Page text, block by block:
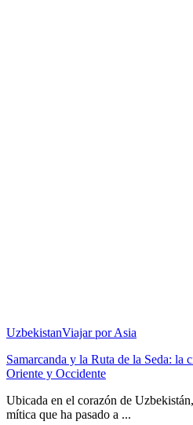
UzbekistanViajar por Asia
Samarcanda y la Ruta de la Seda: la
Oriente y Occidente
Ubicada en el corazón de
mítica que ha pasado a ...